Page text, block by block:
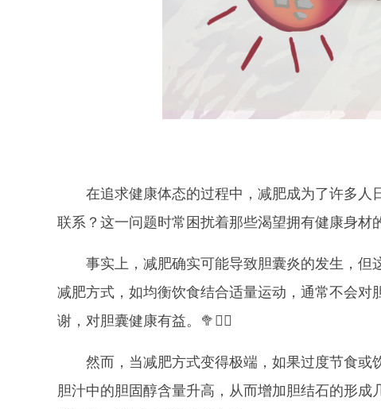
在追求健康体态的过程中，减肥成为了许多
联系？这一问题时常困扰着那些渴望拥有健康身材
事实上，减肥确实可能导致胆囊炎的发生，
减肥方式，如均衡饮食结合适量运动，通常不会
谢，对胆囊健康有益。🥦🏃‍♀️
然而，当减肥方式变得极端，如果过度节食
胆汁中的胆固醇含量升高，从而增加胆结石的形